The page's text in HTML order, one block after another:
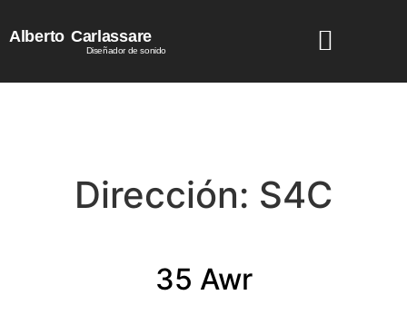
Alberto Carlassare
Diseñador de sonido
Dirección: S4C
35 Awr